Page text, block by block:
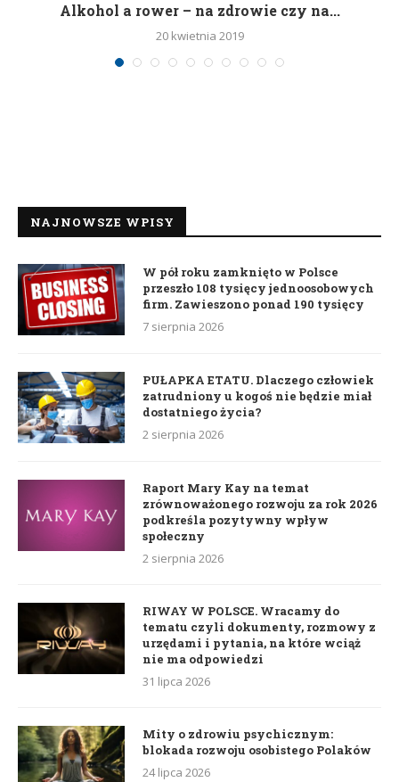
Alkohol a rower – na zdrowie czy na...
20 kwietnia 2019
NAJNOWSZE WPISY
W pół roku zamknięto w Polsce
przeszło 108 tysięcy jednoosobowych
firm. Zawieszono ponad 190 tysięcy
7 sierpnia 2026
PUŁAPKA ETATU. Dlaczego człowiek
zatrudniony u kogoś nie będzie miał
dostatniego życia?
2 sierpnia 2026
Raport Mary Kay na temat
zrównoważonego rozwoju za rok 2026
podkreśla pozytywny wpływ
społeczny
2 sierpnia 2026
RIWAY W POLSCE. Wracamy do
tematu czyli dokumenty, rozmowy z
urzędami i pytania, na które wciąż
nie ma odpowiedzi
31 lipca 2026
Mity o zdrowiu psychicznym:
blokada rozwoju osobistego Polaków
24 lipca 2026